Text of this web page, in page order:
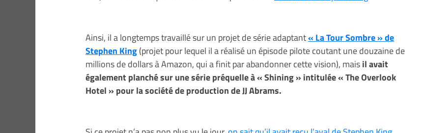
Ainsi, il a longtemps travaillé sur un projet de série adaptant« La Tour Sombre » de
Stephen King(projet pour lequel il a réalisé un épisode pilote coutant une douzaine de
millions de dollars à Amazon, qui a finit par abandonner cette vision), maisil avait
également planché sur une série préquelle à « Shining » intitulée « The Overlook
Hotel » pour la société de production de JJ Abrams.